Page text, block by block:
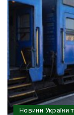
Новини України